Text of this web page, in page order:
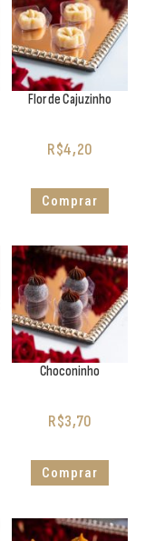
Flor de Cajuzinho
R$4,20
Comprar
Choconinho
R$3,70
Comprar